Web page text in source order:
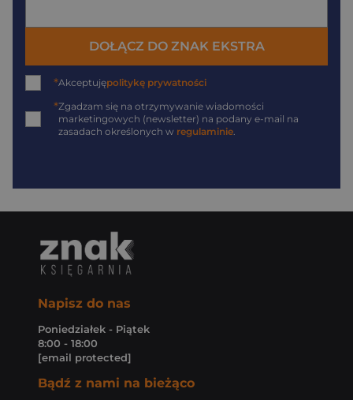
DOŁĄCZ DO ZNAK EKSTRA
*Akceptujępolitykę prywatności
*Zgadzam się na otrzymywanie wiadomości
marketingowych (newsletter) na podany e-mail na
zasadach określonych w regulaminie.
Napisz do nas
Poniedziałek - Piątek
8:00 - 18:00
[email protected]
Bądź z nami na bieżąco